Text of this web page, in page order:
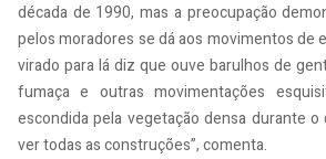
década de 1990, mas a preocupação
pelos moradores se dá aos movimentos de
virado para lá diz que ouve barulhos de
fumaça e outras movimentações
escondida pela vegetação densa durante o
ver todas as construções”, comenta.